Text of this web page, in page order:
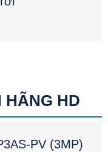
HÃNG HD
PV (3MP)